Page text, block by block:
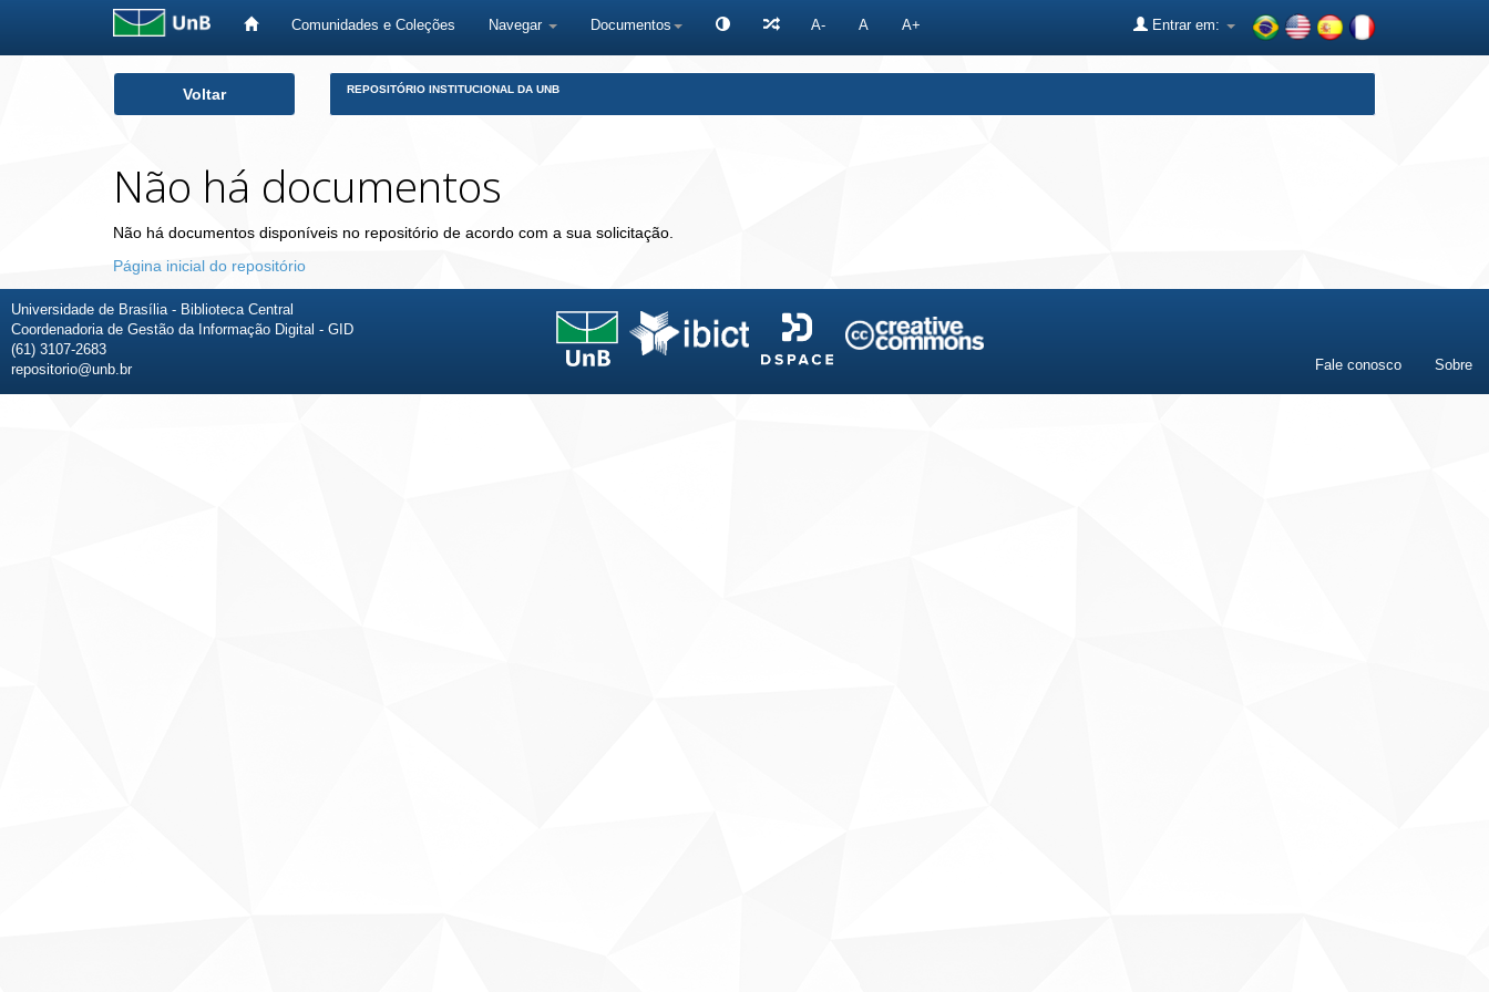
Comunidades e Coleções Navegar Documentos A- A A+ Entrar em:
Voltar REPOSITÓRIO INSTITUCIONAL DA UNB
Não há documentos
Não há documentos disponíveis no repositório de acordo com a sua solicitação.
Página inicial do repositório
Universidade de Brasília - Biblioteca Central
Coordenadoria de Gestão da Informação Digital - GID
(61) 3107-2683
repositorio@unb.br
Fale conosco Sobre